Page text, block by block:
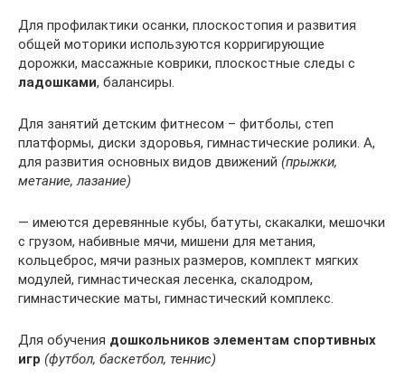
Для профилактики осанки, плоскостопия и развития
общей моторики используются корригирующие
дорожки, массажные коврики, плоскостные следы с
ладошками, балансиры.
Для занятий детским фитнесом – фитболы, степ
платформы, диски здоровья, гимнастические ролики. А,
для развития основных видов движений (прыжки,
метание, лазание)
— имеются деревянные кубы, батуты, скакалки, мешочки
с грузом, набивные мячи, мишени для метания,
кольцеброс, мячи разных размеров, комплект мягких
модулей, гимнастическая лесенка, скалодром,
гимнастические маты, гимнастический комплекс.
Для обучения дошкольников элементам спортивных
игр (футбол, баскетбол, теннис)